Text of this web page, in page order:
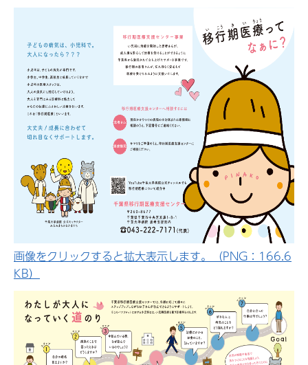
画像をクリックすると拡大表示します。（PNG：166.6
KB）